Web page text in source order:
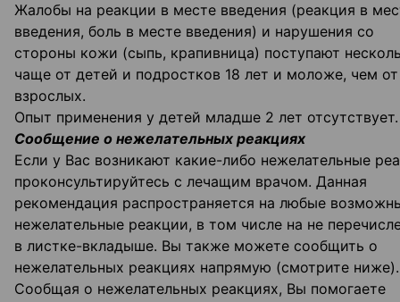
Жалобы на реакции в месте введения (реакция в
введения, боль в месте введения) и нарушения со
стороны кожи (сыпь, крапивница) поступают
чаще от детей и подростков 18 лет и моложе, чем от
взрослых.
Опыт применения у детей младше 2 лет отсутствует.
Сообщение о нежелательных реакциях
Если у Вас возникают какие-либо нежелательные
проконсультируйтесь с лечащим врачом. Данная
рекомендация распространяется на любые
нежелательные реакции, в том числе на не
в листке-вкладыше. Вы также можете сообщить о
нежелательных реакциях напрямую (смотрите ниже).
Сообщая о нежелательных реакциях, Вы помогаете